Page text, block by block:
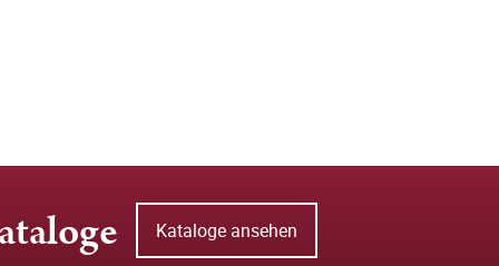
Kataloge ansehen